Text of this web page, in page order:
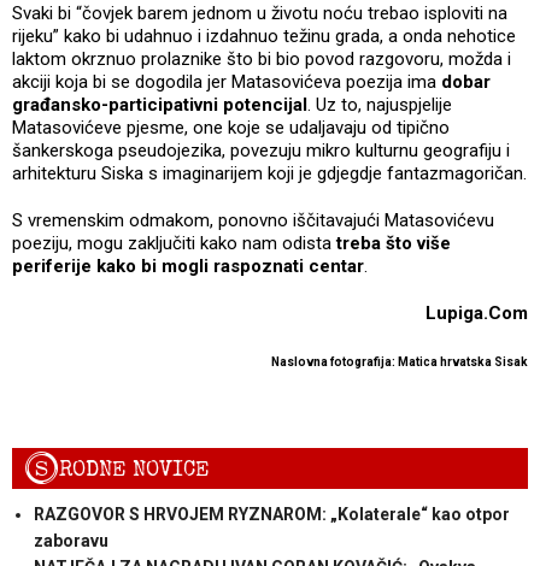
Svaki bi “čovjek barem jednom u životu noću trebao isploviti na
rijeku” kako bi udahnuo i izdahnuo težinu grada, a onda nehotice
laktom okrznuo prolaznike što bi bio povod razgovoru, možda i
akciji koja bi se dogodila jer Matasovićeva poezija ima dobar
građansko-participativni potencijal. Uz to, najuspjelije
Matasovićeve pjesme, one koje se udaljavaju od tipično
šankerskoga pseudojezika, povezuju mikro kulturnu geografiju i
arhitekturu Siska s imaginarijem koji je gdjegdje fantazmagoričan.
S vremenskim odmakom, ponovno iščitavajući Matasovićevu
poeziju, mogu zaključiti kako nam odistatreba što više
periferije kako bi mogli raspoznati centar.
Lupiga.Com
Naslovna fotografija: Matica hrvatska Sisak
SRODNE NOVICE
RAZGOVOR S HRVOJEM RYZNAROM: „Kolaterale“ kao otpor
zaboravu